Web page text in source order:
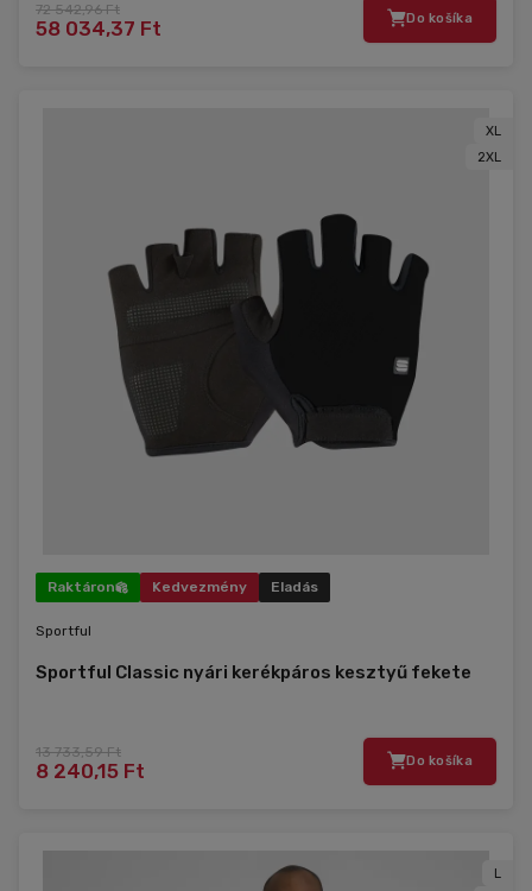
72 542,96 Ft
58 034,37 Ft Do košíka
XL
2XL
Raktáron Kedvezmény Eladás
Sportful
Sportful Classic nyári kerékpáros kesztyű fekete
13 733,59 Ft
8 240,15 Ft Do košíka
L